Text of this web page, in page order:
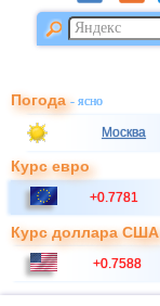
Погода- ясно
Москва
Курс евро
+0.7781
Курс доллара США
+0.7588